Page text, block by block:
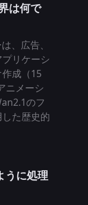
は何で
、広告、
リケーシ
成（15
ニメーシ
のフ
た歴史的
うに処理